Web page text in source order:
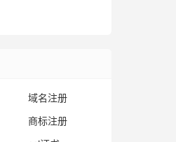
域名注册
商标注册